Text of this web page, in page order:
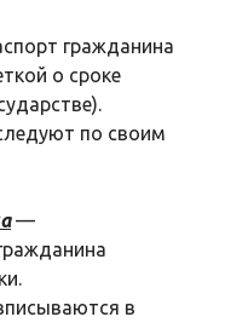
гражданина
о сроке
по своим
—
в